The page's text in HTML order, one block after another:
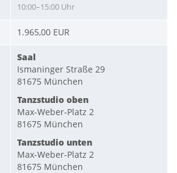
10:00–15:00 Uhr
1.965,00 EUR
Saal
Ismaninger Straße 29
81675 München
Tanzstudio oben
Max-Weber-Platz 2
81675 München
Tanzstudio unten
Max-Weber-Platz 2
81675 München